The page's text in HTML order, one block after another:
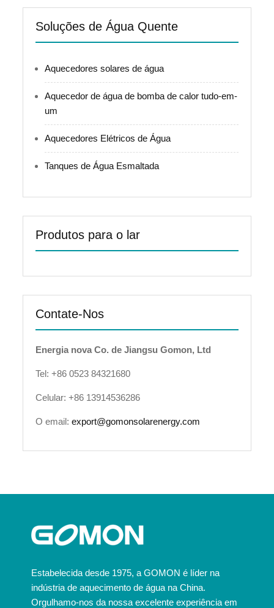
Soluções de Água Quente
Aquecedores solares de água
Aquecedor de água de bomba de calor tudo-em-
um
Aquecedores Elétricos de Água
Tanques de Água Esmaltada
Produtos para o lar
Contate-Nos
Energia nova Co. de Jiangsu Gomon, Ltd
Tel: +86 0523 84321680
Celular: +86 13914536286
O email:export@gomonsolarenergy.com
Estabelecida desde 1975, a GOMON é líder na
indústria de aquecimento de água na China.
Orgulhamo-nos da nossa excelente experiência em